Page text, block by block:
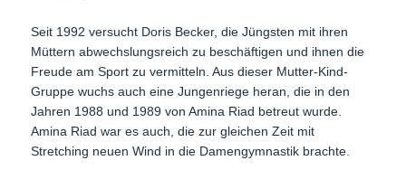
Seit 1992 versucht Doris Becker, die Jüngsten mit ihren
Müttern abwechslungsreich zu beschäftigen und ihnen die
Freude am Sport zu vermitteln. Aus dieser Mutter-Kind-
Gruppe wuchs auch eine Jungenriege heran, die in den
Jahren 1988 und 1989 von Amina Riad betreut wurde.
Amina Riad war es auch, die zur gleichen Zeit mit
Stretching neuen Wind in die Damengymnastik brachte.